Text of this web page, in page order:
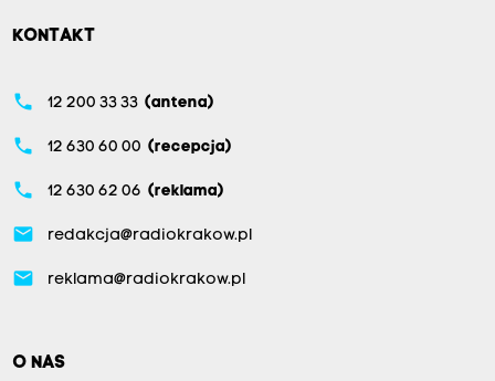
KONTAKT
phone 12 200 33 33 (antena)
phone 12 630 60 00 (recepcja)
phone 12 630 62 06 (reklama)
email redakcja@radiokrakow.pl
email reklama@radiokrakow.pl
O NAS